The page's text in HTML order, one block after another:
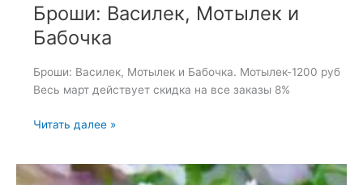
Броши: Василек, Мотылек и
Бабочка
Броши: Василек, Мотылек и Бабочка. Мотылек-1200 руб
Весь март действует скидка на все заказы 8%
Броши:
и
Читать далее »